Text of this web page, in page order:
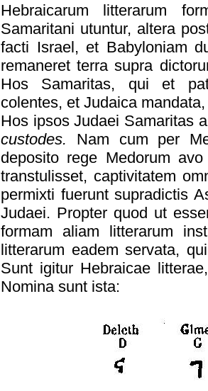
Hebraicarum litterarum
Samaritani utuntur, altera
facti Israel, et Babyloniam
remaneret terra supra
Hos Samaritas, qui et
colentes, et Judaica
Hos ipsos Judaei Samaritas
custodes. Nam cum per
deposito rege Medorum
transtulisset, captivitatem
permixti fuerunt supradictis
Judaei. Propter quod ut
formam aliam litterarum
litterarum eadem servata,
Sunt igitur Hebraicae
Nomina sunt ista: